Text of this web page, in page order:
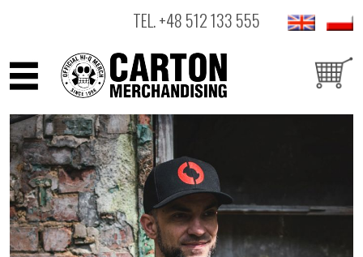
TEL.+48 512 133 555
ARTYŚCI
PRODUKTY
OUTLET